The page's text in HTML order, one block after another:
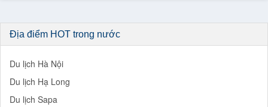
Địa điểm HOT trong nước
Du lịch Hà Nội
Du lịch Hạ Long
Du lịch Sapa